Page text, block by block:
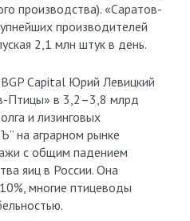
производства). «Саратов-
производителей
2,1 млн штук в день.
Capital Юрий Левицкий
Птицы» в 3,2–3,8 млрд
и лизинговых
на аграрном рынке
с общим падением
яиц в России. Она
многие птицеводы